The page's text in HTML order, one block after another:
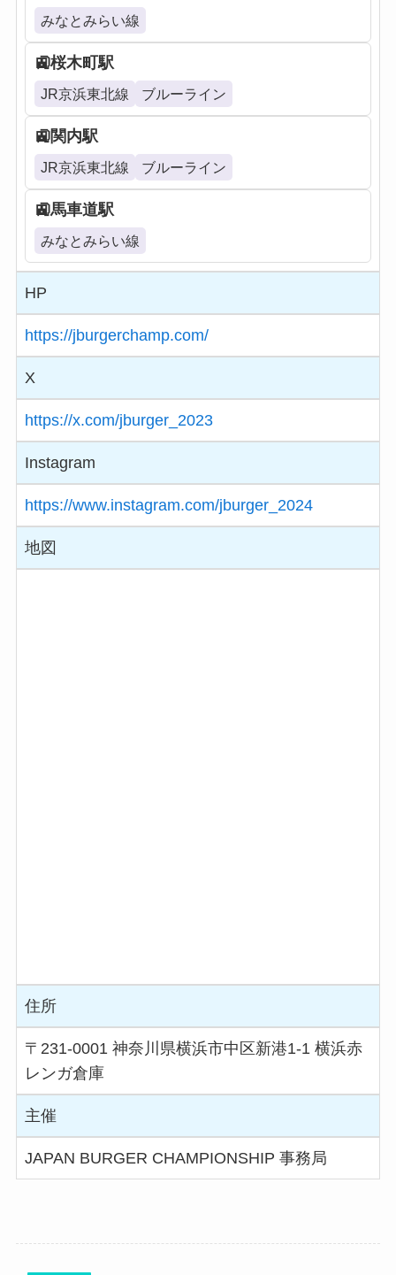
みなとみらい線
桜木町駅
JR京浜東北線 ブルーライン
関内駅
JR京浜東北線 ブルーライン
馬車道駅
みなとみらい線
HP
https://jburgerchamp.com/
X
https://x.com/jburger_2023
Instagram
https://www.instagram.com/jburger_2024
地図
住所
〒231-0001 神奈川県横浜市中区新港1-1 横浜赤
レンガ倉庫
主催
JAPAN BURGER CHAMPIONSHIP 事務局